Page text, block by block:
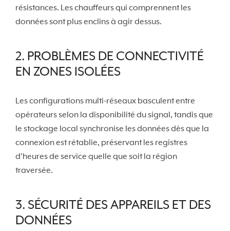
résistances. Les chauffeurs qui comprennent les
données sont plus enclins à agir dessus.
2. PROBLÈMES DE CONNECTIVITÉ
EN ZONES ISOLÉES
Les configurations multi-réseaux basculent entre
opérateurs selon la disponibilité du signal, tandis que
le stockage local synchronise les données dès que la
connexion est rétablie, préservant les registres
d'heures de service quelle que soit la région
traversée.
3. SÉCURITÉ DES APPAREILS ET DES
DONNÉES